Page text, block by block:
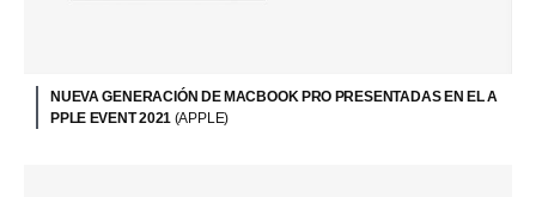
NUEVA GENERACIÓN DE MACBOOK PRO PRESENTADAS EN EL A
PPLE EVENT 2021 (APPLE)